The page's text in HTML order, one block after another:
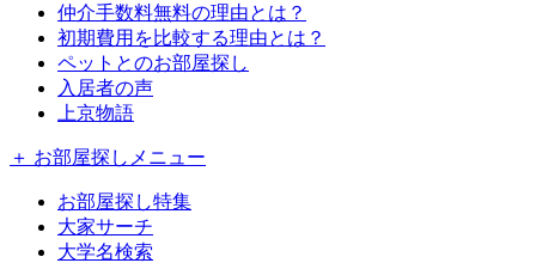
仲介手数料無料の理由とは？
初期費用を比較する理由とは？
ペットとのお部屋探し
入居者の声
上京物語
＋ お部屋探しメニュー
お部屋探し特集
大家サーチ
大学名検索